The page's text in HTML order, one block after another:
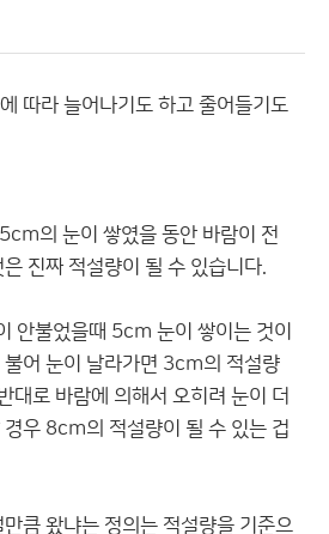
따라 늘어나기도 하고 줄어들기도
의 눈이 쌓였을 동안 바람이 전
진짜 적설량이 될 수 있습니다.
안불었을때 5cm 눈이 쌓이는 것이
불어 눈이 날라가면 3cm의 적설량
대로 바람에 의해서 오히려 눈이 더
우 8cm의 적설량이 될 수 있는 겁
큼 왔냐는 정의는 적설량을 기준으